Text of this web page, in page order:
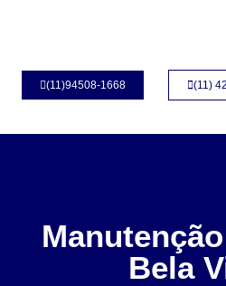
(11)94508-1668 (11)
Bela